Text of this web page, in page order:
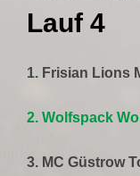
Lauf 4
1. Frisian Lions
2. Wolfspack
3. MC Güstrow